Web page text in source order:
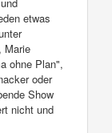
etwas
Marie
ohne Plan",
oder
Show
nicht und